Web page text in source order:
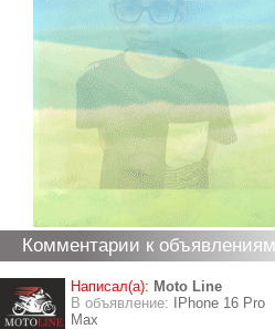
Комментарии к объявлениям
Написал(а): Moto Line
В объявление:
IPhone 16 Pro
Max